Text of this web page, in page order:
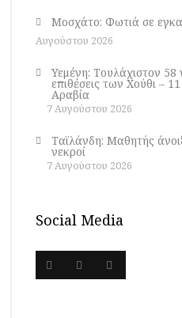
Μοσχάτο: Φωτιά σε
Αυγούστου 2026
Υεμένη: Τουλάχιστον 58
επιθέσεις των Χούθι –
Αραβία
7 Αυγούστου 2026
Ταϊλάνδη: Μαθητής
νεκροί
7 Αυγούστου 2026
Social Media